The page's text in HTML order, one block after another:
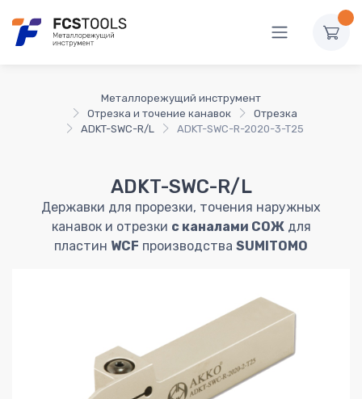
Металлорежущий инструмент
Отрезка и точение канавок
Отрезка
ADKT-SWC-R/L
ADKT-SWC-R-2020-3-T25
ADKT-SWC-R/L
Державки для прорезки, точения наружных
канавок и отрезки с каналами СОЖдля
пластин WCF производства SUMITOMO